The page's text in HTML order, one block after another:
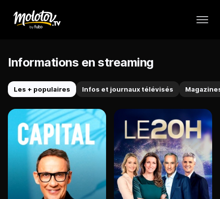
Les + populaires Infos et journaux télévisés
Informations en streaming